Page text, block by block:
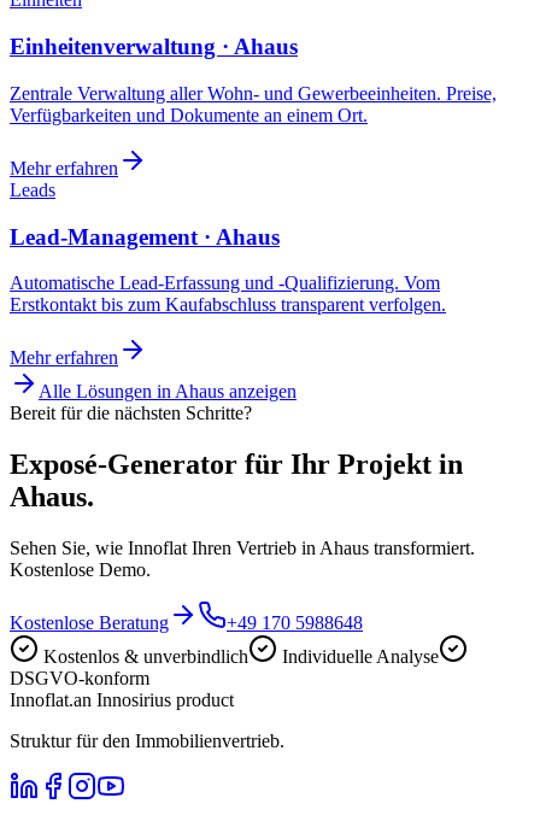
Einheitenverwaltung · Ahaus
Zentrale Verwaltung aller Wohn- und Gewerbeeinheiten. Preise,
Verfügbarkeiten und Dokumente an einem Ort.
Mehr erfahren
Leads
Lead-Management · Ahaus
Automatische Lead-Erfassung und -Qualifizierung. Vom
Erstkontakt bis zum Kaufabschluss transparent verfolgen.
Mehr erfahren
Alle Lösungen in Ahaus anzeigen
Bereit für die nächsten Schritte?
Exposé-Generator für Ihr Projekt in
Ahaus.
Sehen Sie, wie Innoflat Ihren Vertrieb in Ahaus transformiert.
Kostenlose Demo.
Kostenlose Beratung
+49 170 5988648
Kostenlos & unverbindlich
Individuelle Analyse
DSGVO-konform
Innoflat.an Innosirius product
Struktur für den Immobilienvertrieb.